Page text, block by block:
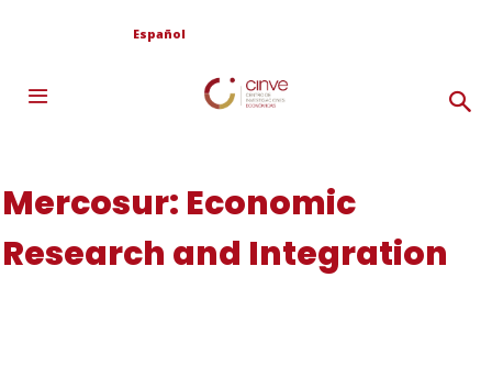
Español
Mercosur: Economic
Research and Integration